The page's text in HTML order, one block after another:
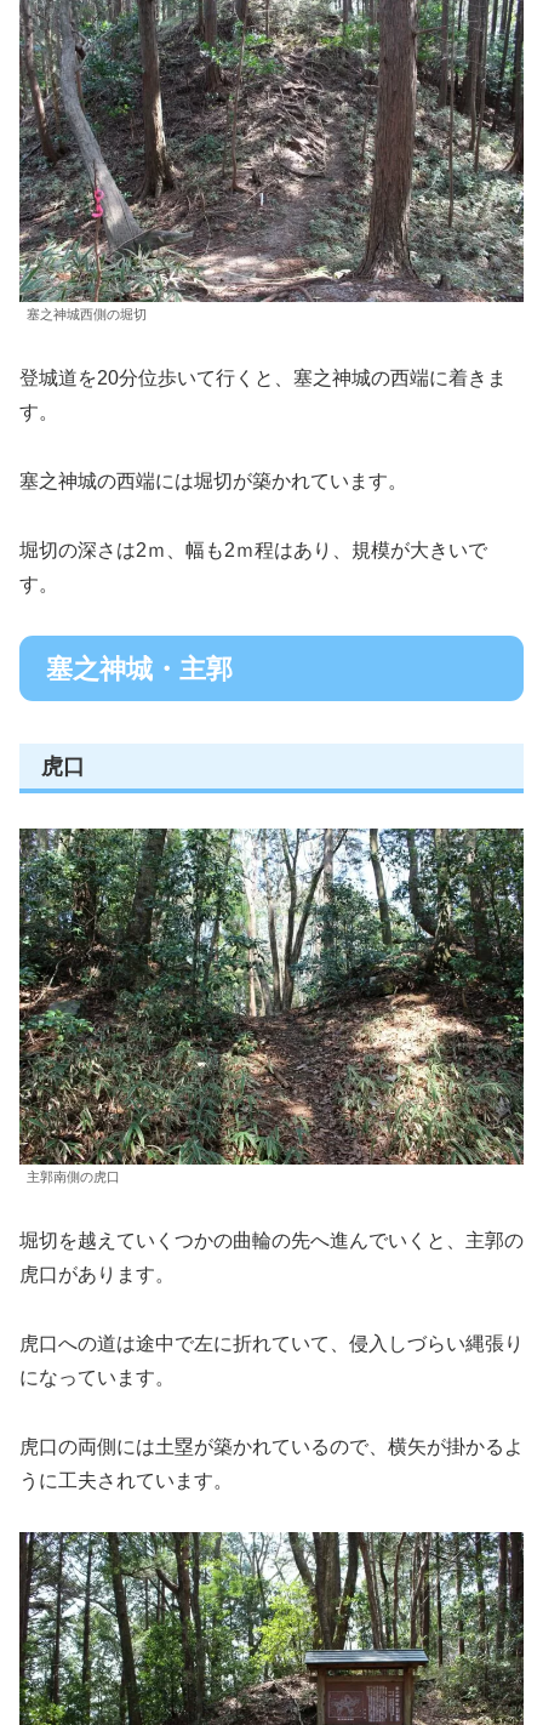
塞之神城西側の堀切
登城道を20分位歩いて行くと、塞之神城の西端に着きま
す。
塞之神城の西端には堀切が築かれています。
堀切の深さは2ｍ、幅も2ｍ程はあり、規模が大きいで
す。
塞之神城・主郭
虎口
主郭南側の虎口
堀切を越えていくつかの曲輪の先へ進んでいくと、主郭の
虎口があります。
虎口への道は途中で左に折れていて、侵入しづらい縄張り
になっています。
虎口の両側には土塁が築かれているので、横矢が掛かるよ
うに工夫されています。